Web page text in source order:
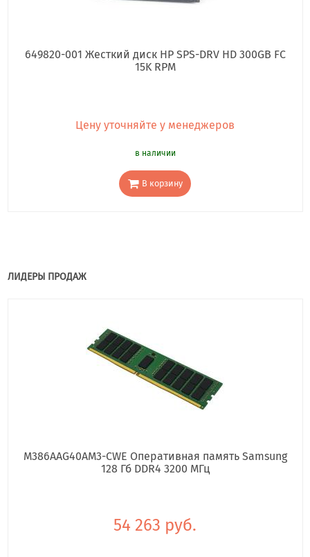
649820-001 Жесткий диск HP SPS-DRV HD 300GB FC
15K RPM
Цену уточняйте у менеджеров
в наличии
В корзину
ЛИДЕРЫ ПРОДАЖ
M386AAG40AM3-CWE Оперативная память Samsung
128 Гб DDR4 3200 МГц
54 263 руб.